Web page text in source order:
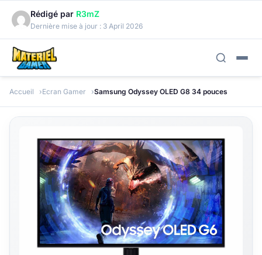
Rédigé par R3mZ
Dernière mise à jour : 3 April 2026
Accueil Ecran Gamer Samsung Odyssey OLED G8 34 pouces